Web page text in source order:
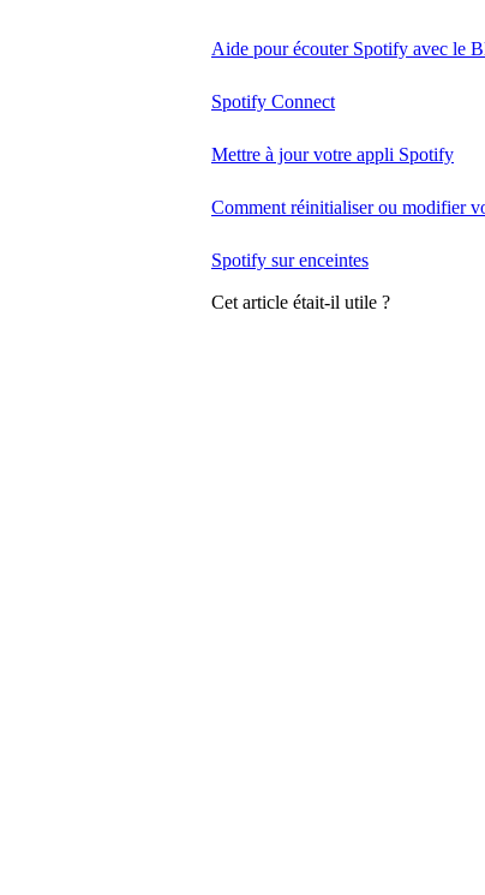
Aide pour écouter Spotify avec le
Spotify Connect
Mettre à jour votre appli Spotify
Comment réinitialiser ou modifier
Spotify sur enceintes
Cet article était-il utile ?